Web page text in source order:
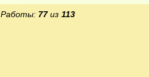
Работы: 77из 113